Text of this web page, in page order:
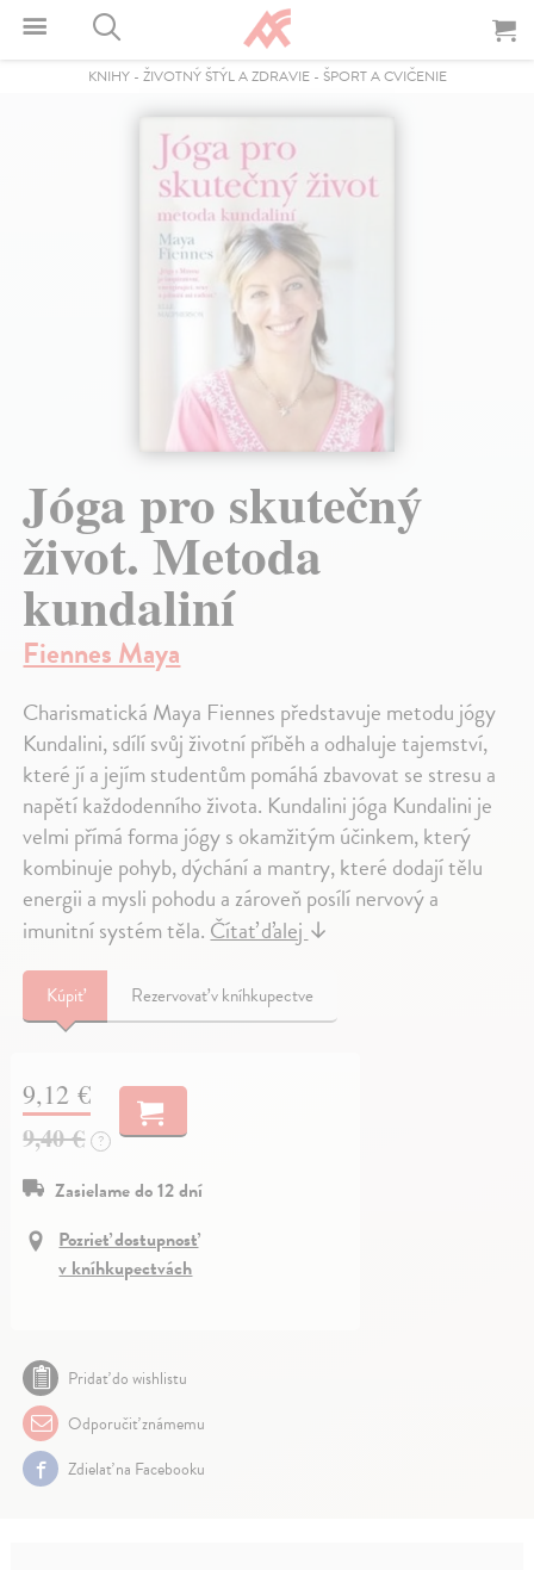
KNIHY- ŽIVOTNÝ ŠTÝL A ZDRAVIE- ŠPORT A CVIČENIE
Jóga pro skutečný
život. Metoda
kundaliní
Fiennes Maya
Charismatická Maya Fiennes představuje metodu jógy
Kundalini, sdílí svůj životní příběh a odhaluje tajemství,
které jí a jejím studentům pomáhá zbavovat se stresu a
napětí každodenního života. Kundalini jóga Kundalini je
velmi přímá forma jógy s okamžitým účinkem, který
kombinuje pohyb, dýchání a mantry, které dodají tělu
energii a mysli pohodu a zároveň posílí nervový a
imunitní systém těla. Čítať ďalej ↓
Kúpiť Rezervovať v kníhkupectve
9,12 €
9,40 € ?
Zasielame do 12 dní
Pozrieť dostupnosť
v kníhkupectvách
Pridať do wishlistu
Odporučiť známemu
Zdielať na Facebooku